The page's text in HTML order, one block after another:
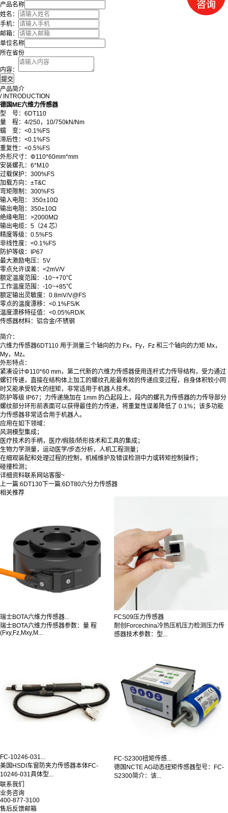
产品名称
姓名：
手机：
邮箱：
单位名称
所在省份
内容：
产品简介
/ INTRODUCTION
德国ME六维力传感器
型 号：6DT110
量 程：4/250，10/750kN/Nm
蠕 变 ： <0.1%FS
滞后性：<0.1%FS
重复性：<0.5%FS
外形尺寸：Φ110*60mm*mm
安装螺孔：6*M10
过载保护：300%FS
加载方向：±T&C
弯矩限制：300%FS
输入电阻： 350±10Ω
输出电阻：350±10Ω
绝缘电阻：>2000MΩ
输出电缆：5（24 芯）
精度等级：0.5%FS
非线性度：<0.1%FS
防护等级：IP67
最大激励电压： 5V
零点允许误差：<2mV/V
额定温度范围：-10~+70℃
工作温度范围：-10~+85℃
额定输出灵敏度：0.8mV/V@FS
零点的温度漂移：<0.1%FS/K
温度漂移特征值：<0.05%RD/K
传感器材料：铝合金/不锈钢
简介：
六维力传感器6DT110 用于测量三个轴向的力 Fx，Fy，Fz 和三个轴向的力矩 Mx，
My，Mz。
外形特点：
紧凑设计Φ110*60 mm，第二代新的六维力传感器使用连杆式力传导结构，受力通过
螺钉传递，直接在结构体上加工的螺纹孔能最有效的传递应变过程，自身体积较小同
时又能承受较大的扭矩，非常适用于机器人技术。
防护等级 IP67；力传递施加在 1mm 的凸起段上，段内的螺孔为传感器的力传导部分
螺纹部分环形前表面可以获得最佳的力传递，将重复性误差降低了 0.1%；该多功能
力传感器非常适合用于机器人。
应用在如下领域：
风洞模型集成；
医疗技术的手柄，医疗/假肢/矫形技术和工具的集成；
生物力学测量，运动医学/步态分析，人机工程测量；
在细观装配和处理过程的控制，机械维护及错误检测中力或转矩控制操作；
碰撞检测；
详细资料联系网站客服~
上一篇:6DT130 下一篇:6DT80六分力传感器
相关推荐
瑞士BOTA六维力传感器...
瑞士BOTA六维力传感器参数：量 程
(Fxy,Fz,Mxy,M...
FCS09压力传感器
耐创Forcechina冷热压机压力检测压力传
感器技术参数：型...
FC-10246-031...
美国HSDI车窗防夹力传感器本体FC-
10246-031具体型...
FC-S2300扭矩传感...
德国NCTE AG动态扭矩传感器型号：FC-
S2300简介：该...
联系我们
业务咨询
400-877-3100
售后反馈邮箱